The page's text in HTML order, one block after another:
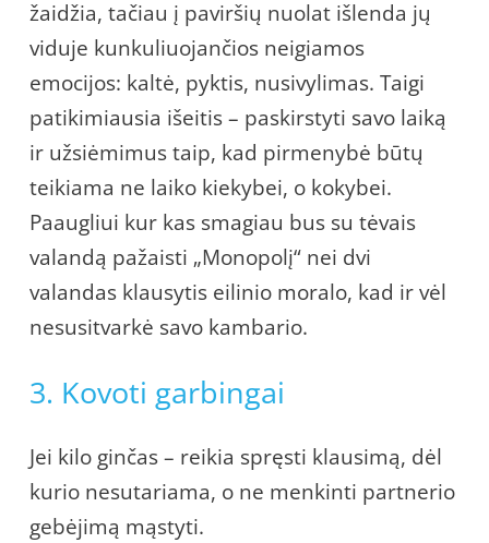
žaidžia, tačiau į paviršių nuolat išlenda jų
viduje kunkuliuojančios neigiamos
emocijos: kaltė, pyktis, nusivylimas. Taigi
patikimiausia išeitis – paskirstyti savo laiką
ir užsiėmimus taip, kad pirmenybė būtų
teikiama ne laiko kiekybei, o kokybei.
Paaugliui kur kas smagiau bus su tėvais
valandą pažaisti „Monopolį“ nei dvi
valandas klausytis eilinio moralo, kad ir vėl
nesusitvarkė savo kambario.
3. Kovoti garbingai
Jei kilo ginčas – reikia spręsti klausimą, dėl
kurio nesutariama, o ne menkinti partnerio
gebėjimą mąstyti.